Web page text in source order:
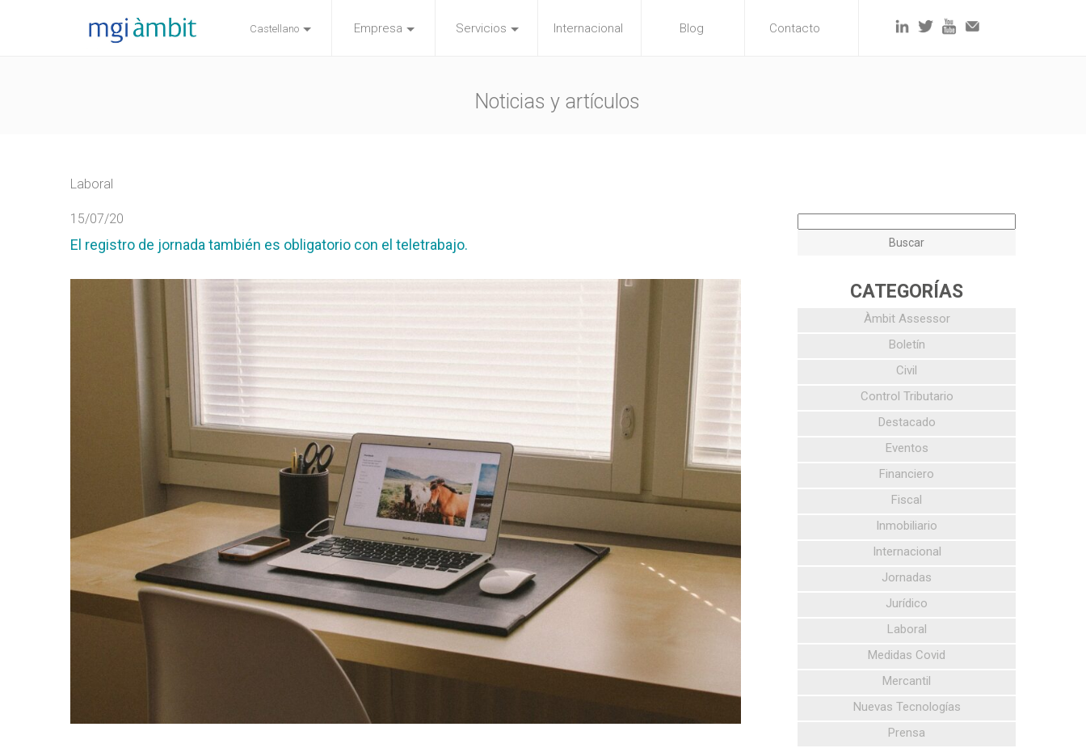
Castellano Empresa Servicios Internacional Blog Contacto
Noticias y artículos
Laboral
15/07/20
El registro de jornada también es obligatorio con el teletrabajo.
CATEGORÍAS
Àmbit Assessor
Boletín
Civil
Control Tributario
Destacado
Eventos
Financiero
Fiscal
Inmobiliario
Internacional
Jornadas
Jurídico
Laboral
Medidas Covid
Mercantil
Nuevas Tecnologías
Prensa